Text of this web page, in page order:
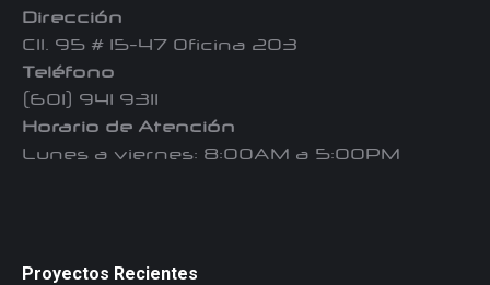
Dirección
Cll. 95 # 15-47 Oficina 203
Teléfono
(601) 941 9311
Horario de Atención
Lunes a viernes: 8:00AM a 5:00PM
Proyectos Recientes